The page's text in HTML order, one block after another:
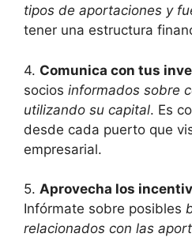
tipos de aportaciones y
tener una estructura
4. Comunica con tus
socios informados sobre
utilizando su capital. Es
desde cada puerto que
empresarial.
5. Aprovecha los
Infórmate sobre posibles
relacionados con las